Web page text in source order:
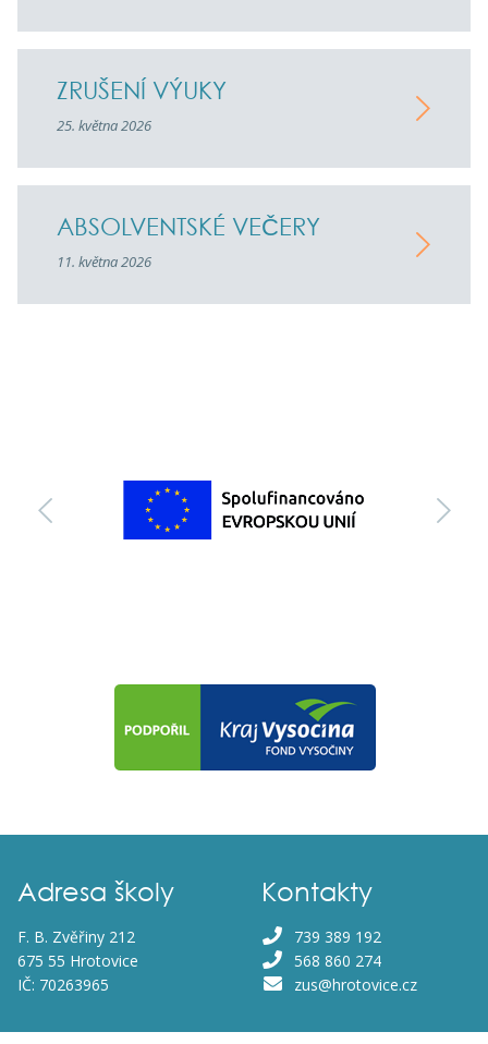
ZRUŠENÍ VÝUKY
25. května 2026
ABSOLVENTSKÉ VEČERY
11. května 2026
předchozí
Adresa školy
F. B. Zvěřiny 212
675 55 Hrotovice
IČ: 70263965
Kontakty
739 389 192
568 860 274
zus@hrotovice.cz